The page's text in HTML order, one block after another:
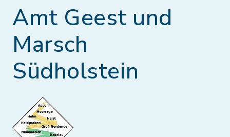
Amt Geest und
Marsch
Südholstein